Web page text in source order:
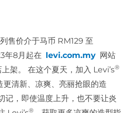
售价介于马币 RM129 至
年8月起在 levi.com.my 网站
上架。 在这个夏天，加入 Levi’s®️
清新、凉爽、亮丽抢眼的造
记，即使温度上升，也不要让炎
®️